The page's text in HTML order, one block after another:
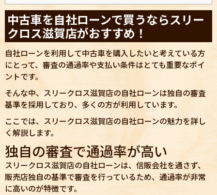
中古車を自社ローンで買うならスリー
クロス滋賀店がおすすめ！
自社ローンを利用して中古車を購入したいと考えている方
にとって、審査の通過率や支払い条件はとても重要なポイ
ントです。
そんな中、スリークロス滋賀店の自社ローンは独自の審査
基準を採用しており、多くの方が利用しています。
ここでは、スリークロス滋賀店の自社ローンの魅力を詳し
く解説します。
独自の審査で通過率が高い
スリークロス滋賀店の自社ローンは、信販会社を通さず、
販売店独自の基準で審査を行っているため、通過率が非常
に高いのが特徴です。